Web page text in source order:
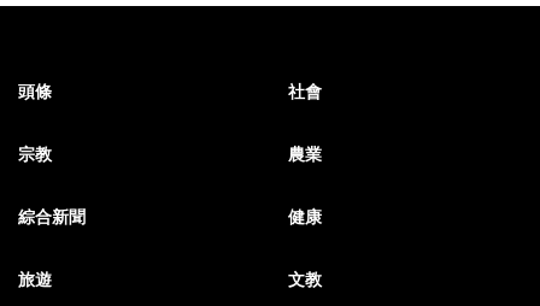
頭條 社會
宗教 農業
綜合新聞 健康
旅遊 文教